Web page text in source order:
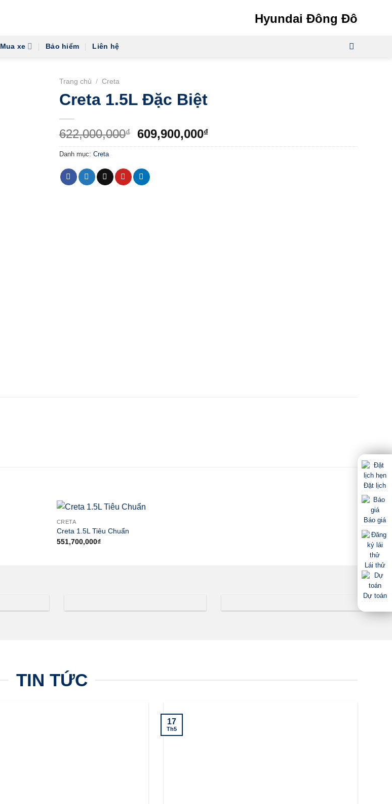
Hyundai Đông Đô
Mua xe Bảo hiểm Liên hệ
Trang chủ / Creta
Creta 1.5L Đặc Biệt
622,000,000₫
Giá
gốc
622,000,000₫.
609,900,000₫Giá
hiện
Danh mục: Creta
CRETA
Creta 1.5L Tiêu Chuẩn
551,700,000₫
TIN TỨC
17
Th5
Đặt lịch
Báo giá
Lái thử
Dự toán